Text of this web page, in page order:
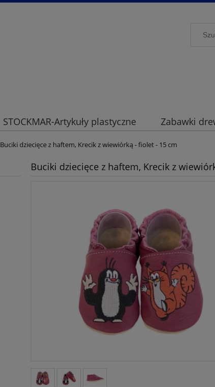
STOCKMAR-Artykuły plastyczne Zabawki
Buciki dziecięce z haftem, Krecik z wiewiórką - fiolet - 15 cm
Buciki dziecięce z haftem, Krecik z